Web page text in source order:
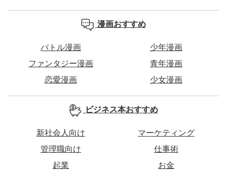
漫画おすすめ
バトル漫画
少年漫画
ファンタジー漫画
青年漫画
恋愛漫画
少女漫画
ビジネス本おすすめ
新社会人向け
マーケティング
管理職向け
仕事術
起業
お金